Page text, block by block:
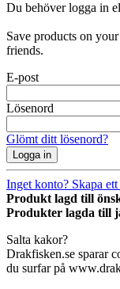
Du behöver logga in
Save products on
friends.
E-post
Lösenord
Glömt ditt lösenord?
Logga in
Inget konto? Skapa ett
Produkt lagd till
Produkter lagda till
Salta kakor?
Drakfisken.se sparar
du surfar på